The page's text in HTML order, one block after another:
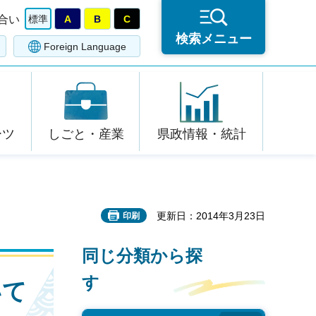
い 標準 A B C
Foreign Language
検索メニュー
しごと・産業 県政情報・統計
印刷 更新日：2014年3月23日
同じ分類から探
す